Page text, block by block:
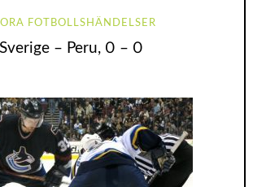
FOTBOLLSHÄNDELSER
Sverige – Peru, 0 – 0